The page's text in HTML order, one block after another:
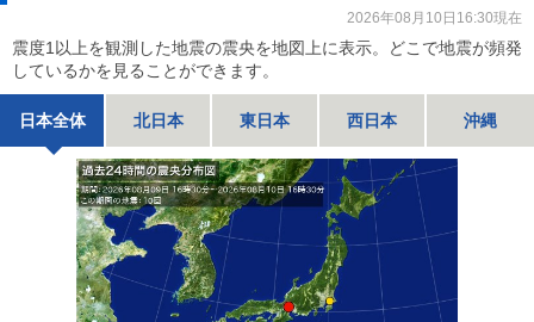
2026年08月10日16:30現在
震度1以上を観測した地震の震央を地図上に表示。どこで地震が頻発
しているかを見ることができます。
日本全体 北日本 東日本 西日本 沖縄